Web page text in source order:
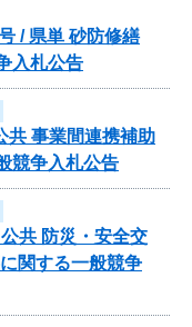
/ 県単 砂防修繕
入札公告
共 事業間連携補助
競争入札公告
共 防災・安全交
関する一般競争